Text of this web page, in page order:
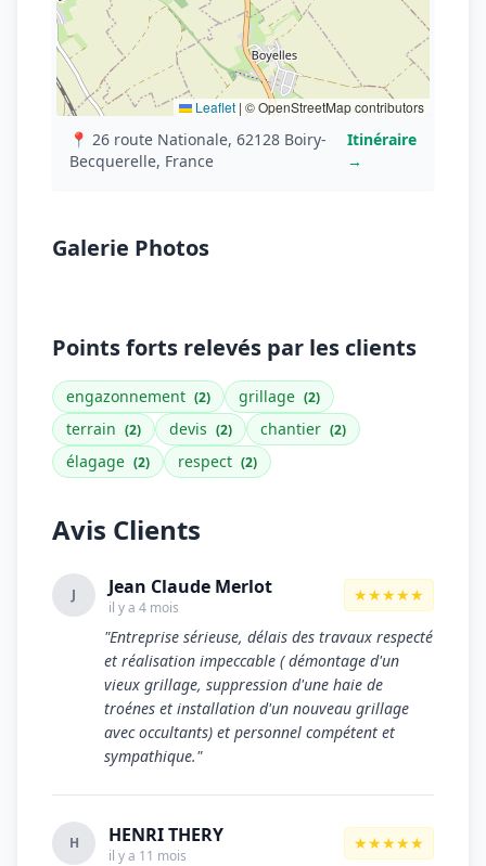
Leaflet | © OpenStreetMap contributors
📍 26 route Nationale, 62128 Boiry-
Becquerelle, France
Itinéraire
→
Galerie Photos
Points forts relevés par les clients
engazonnement (2) grillage (2)
terrain (2) devis (2) chantier (2)
élagage (2) respect (2)
Avis Clients
J Jean Claude Merlot
il y a 4 mois
★★★★★
"Entreprise sérieuse, délais des travaux respecté
et réalisation impeccable ( démontage d'un
vieux grillage, suppression d'une haie de
troénes et installation d'un nouveau grillage
avec occultants) et personnel compétent et
sympathique."
H HENRI THERY
il y a 11 mois
★★★★★